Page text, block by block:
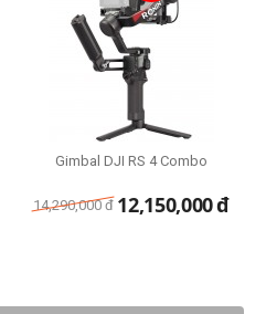
Gimbal DJI RS 4 Combo
14,290,000 đ 12,150,000đ